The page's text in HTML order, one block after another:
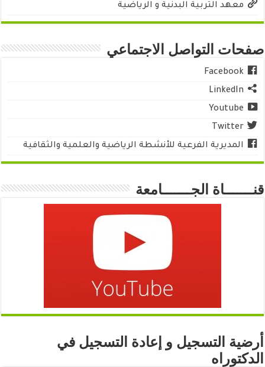
معهد التربية البدنية و الرياضية
صفحات التواصل الاجتماعي
Facebook
LinkedIn
Youtube
Twitter
المديرية الفرعية للأنشطة الرياضية والعلمية والثقافية
قنـــــــاة الجـــــــامعة
أرضية التسجيل و إعادة التسجيل في
الدكتوراه